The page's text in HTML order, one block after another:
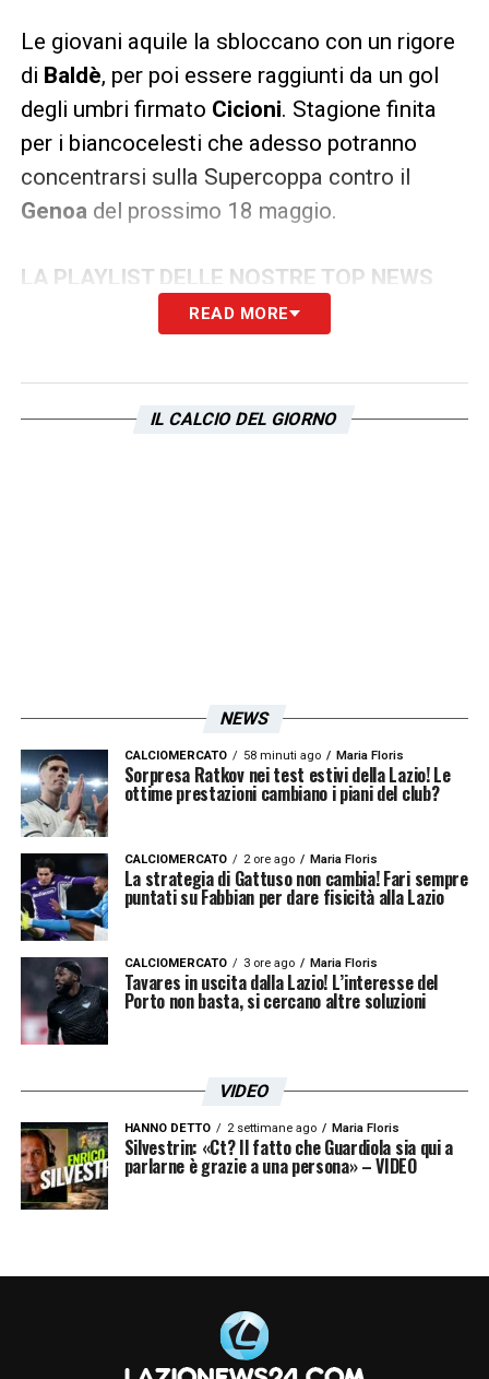
Le giovani aquile la sbloccano con un rigore
di Baldè, per poi essere raggiunti da un gol
degli umbri firmato Cicioni. Stagione finita
per i biancocelesti che adesso potranno
concentrarsi sulla Supercoppa contro il
Genoa del prossimo 18 maggio.
LA PLAYLIST DELLE NOSTRE TOP NEWS
READ MORE
IL CALCIO DEL GIORNO
NEWS
CALCIOMERCATO 58 minuti ago Maria Floris
Sorpresa Ratkov nei test estivi della Lazio! Le
ottime prestazioni cambiano i piani del club?
CALCIOMERCATO 2 ore ago Maria Floris
La strategia di Gattuso non cambia! Fari sempre
puntati su Fabbian per dare fisicità alla Lazio
CALCIOMERCATO 3 ore ago Maria Floris
Tavares in uscita dalla Lazio! L’interesse del
Porto non basta, si cercano altre soluzioni
VIDEO
HANNO DETTO 2 settimane ago Maria Floris
Silvestrin: «Ct? Il fatto che Guardiola sia qui a
parlarne è grazie a una persona» – VIDEO